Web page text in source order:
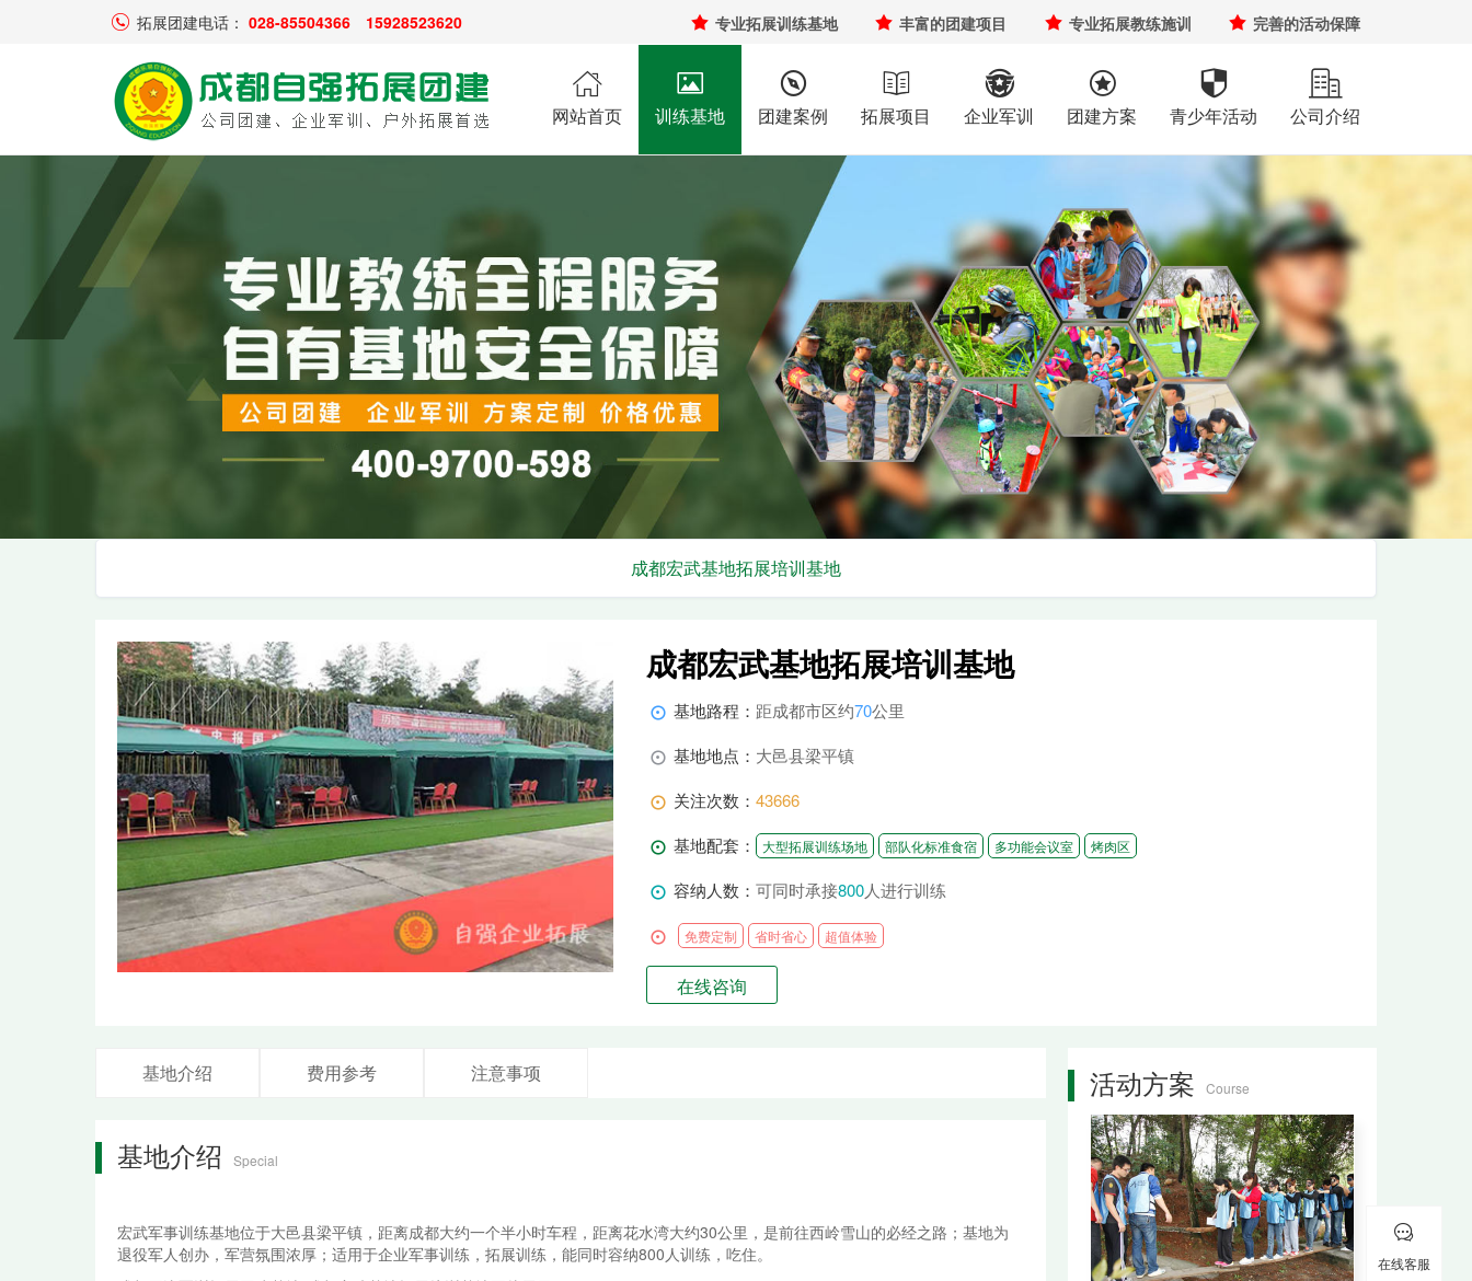
 拓展团建电话： 028-85504366 15928523620  专业拓展训练基地  丰富的团建项目  专业拓展教练施训  完善的活动保障

网站首页

训练基地

团建案例

拓展项目

企业军训

团建方案

青少年活动

公司介绍
成都宏武基地拓展培训基地
成都宏武基地拓展培训基地
 基地路程： 距成都市区约70公里
 基地地点： 大邑县梁平镇
 关注次数：43666
 基地配套： 大型拓展训练场地 部队化标准食宿 多功能会议室 烤肉区
 容纳人数：可同时承接800人进行训练
 免费定制 省时省心 超值体验
在线咨询
基地介绍 费用参考 注意事项
基地介绍 Special
宏武军事训练基地位于大邑县梁平镇，距离成都大约一个半小时车程，距离花水湾大约30公里，是前往西岭雪山的必经之路；基地为
退役军人创办，军营氛围浓厚；适用于企业军事训练，拓展训练，能同时容纳800人训练，吃住。
活动方案 Course

在线客服